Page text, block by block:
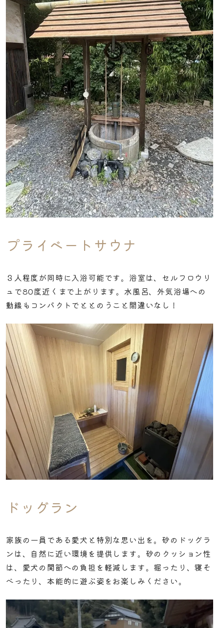
プライベートサウナ
３人程度が同時に入浴可能です。浴室は、セルフロウリ
ュで80度近くまで上がります。水風呂、外気浴場への
動線もコンパクトでととのうこと間違いなし！
ドッグラン
家族の一員である愛犬と特別な思い出を。砂のドッグラ
ンは、自然に近い環境を提供します。砂のクッション性
は、愛犬の関節への負担を軽減します。掘ったり、寝そ
べったり、本能的に遊ぶ姿をお楽しみください。